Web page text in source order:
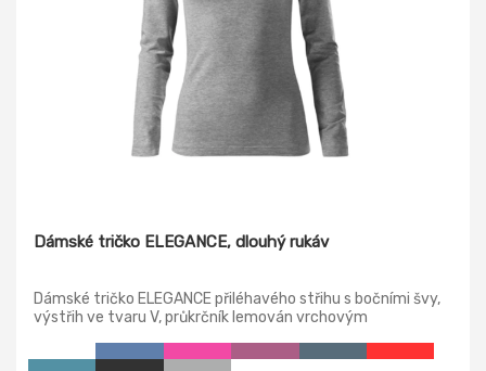
Dámské tričko ELEGANCE, dlouhý rukáv
Dámské tričko ELEGANCE přiléhavého střihu s bočními švy,
výstřih ve tvaru V, průkrčník lemován vrchovým